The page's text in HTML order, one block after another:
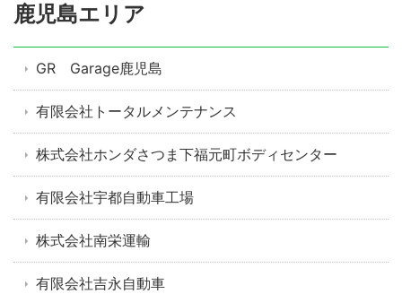
鹿児島エリア
GR Garage鹿児島
有限会社トータルメンテナンス
株式会社ホンダさつま下福元町ボディセンター
有限会社宇都自動車工場
株式会社南栄運輸
有限会社吉永自動車